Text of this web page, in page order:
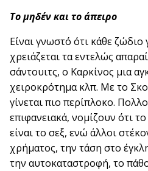
Το μηδέν και το άπειρο
Είναι γνωστό ότι κάθε ζώδιο
χρειάζεται τα εντελώς
σάντουιτς, ο Καρκίνος μια
χειροκρότημα κλπ. Με το
γίνεται πιο περίπλοκο.
επιφανειακά, νομίζουν ότι
είναι το σεξ, ενώ άλλοι
χρήματος, την τάση στο
την αυτοκαταστροφή, το